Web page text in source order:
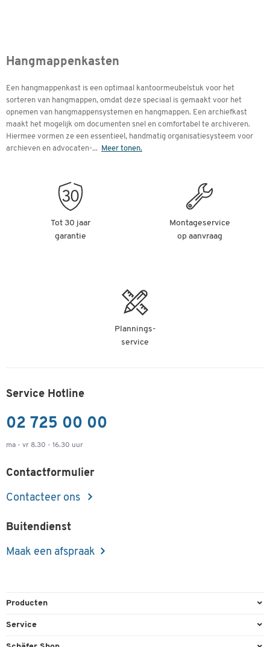
Hangmappenkasten
Een hangmappenkast is een optimaal kantoormeubelstuk voor het
sorteren van hangmappen, omdat deze speciaal is gemaakt voor het
opnemen van hangmappensystemen en hangmappen. Een archiefkast
maakt het mogelijk om documenten snel en comfortabel te archiveren.
Hiermee vormen ze een essentieel, handmatig organisatiesysteem voor
archieven en advocaten-... Meer tonen.
Tot 30 jaar
garantie
Montageservice
op aanvraag
Plannings-
service
Service Hotline
02 725 00 00
ma - vr 8.30 - 16.30 uur
Contactformulier
Contacteer ons
Buitendienst
Maak een afspraak
Producten
Kantoorbenodigdheden
Service
Bestelling herroepen